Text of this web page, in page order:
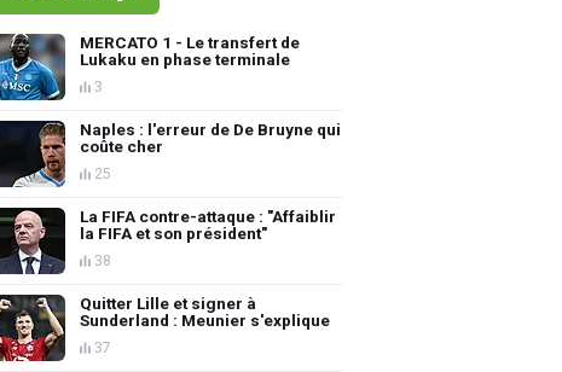
MERCATO 1 - Le transfert de
Lukaku en phase terminale
3
Naples : l'erreur de De Bruyne qui
coûte cher
25
La FIFA contre-attaque : "Affaiblir
la FIFA et son président"
38
Quitter Lille et signer à
Sunderland : Meunier s'explique
37